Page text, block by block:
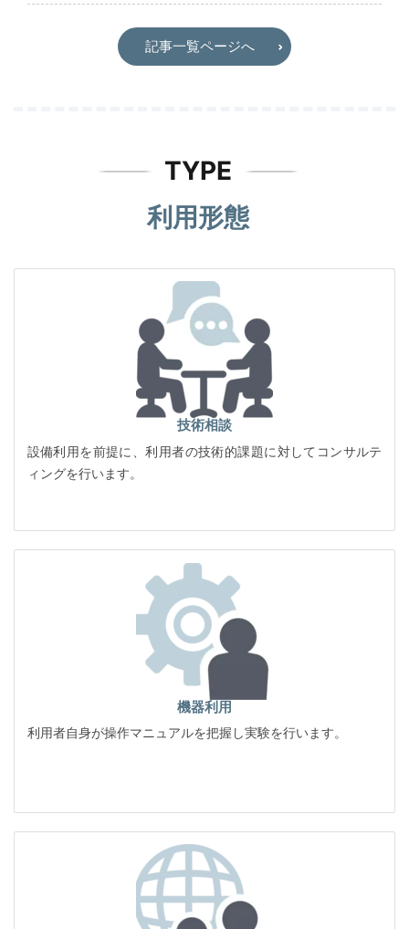
記事一覧ページへ
TYPE
利用形態
技術相談
設備利用を前提に、利用者の技術的課題に対してコンサルテ
ィングを行います。
機器利用
利用者自身が操作マニュアルを把握し実験を行います。